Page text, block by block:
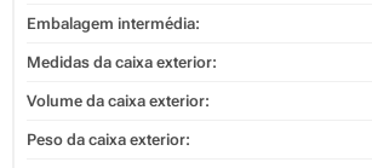
Embalagem intermédia:
Medidas da caixa exterior:
Volume da caixa exterior:
Peso da caixa exterior: